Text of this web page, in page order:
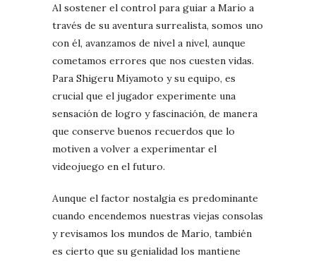
Al sostener el control para guiar a Mario a
través de su aventura surrealista, somos uno
con él, avanzamos de nivel a nivel, aunque
cometamos errores que nos cuesten vidas.
Para Shigeru Miyamoto y su equipo, es
crucial que el jugador experimente una
sensación de logro y fascinación, de manera
que conserve buenos recuerdos que lo
motiven a volver a experimentar el
videojuego en el futuro.
Aunque el factor nostalgia es predominante
cuando encendemos nuestras viejas consolas
y revisamos los mundos de Mario, también
es cierto que su genialidad los mantiene